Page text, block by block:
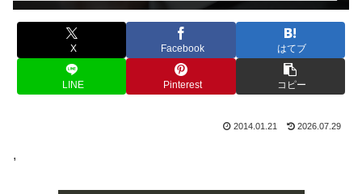
X Facebook はてブ
LINE Pinterest コピー
2014.01.21 2026.07.29
,